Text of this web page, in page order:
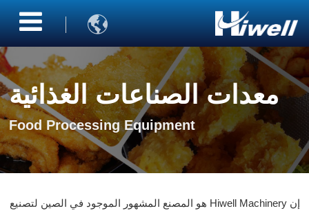

معدات الصناعات الغذائية
Food Processing Equipment
إن Hiwell Machinery هو المصنع المشهور الموجود في الصين لتصنيع